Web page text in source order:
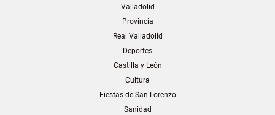
Valladolid
Provincia
Real Valladolid
Deportes
Castilla y León
Cultura
Fiestas de San Lorenzo
Sanidad